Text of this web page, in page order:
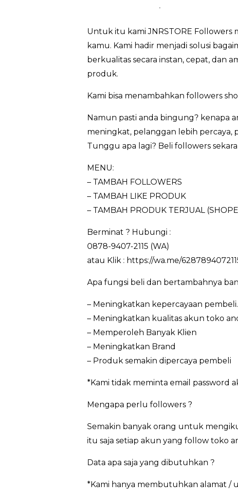
.
Untuk itu kami JNRSTORE
kamu. Kami hadir menjadi solusi
berkualitas secara instan, cepat, dan
produk.
Kami bisa menambahkan followers
Namun pasti anda bingung? kenapa
meningkat, pelanggan lebih percaya,
Tunggu apa lagi? Beli followers
MENU:
– TAMBAH FOLLOWERS
– TAMBAH LIKE PRODUK
– TAMBAH PRODUK TERJUAL
Berminat ? Hubungi :
0878-9407-2115 (WA)
atau Klik : https://wa.me/
Apa fungsi beli dan bertambahnya
– Meningkatkan kepercayaan pembeli.
– Meningkatkan kualitas akun toko
– Memperoleh Banyak Klien
– Meningkatkan Brand
– Produk semakin dipercaya pembeli
*Kami tidak meminta email password
Mengapa perlu followers ?
Semakin banyak orang untuk
itu saja setiap akun yang follow toko
Data apa saja yang dibutuhkan ?
*Kami hanya membutuhkan alamat /